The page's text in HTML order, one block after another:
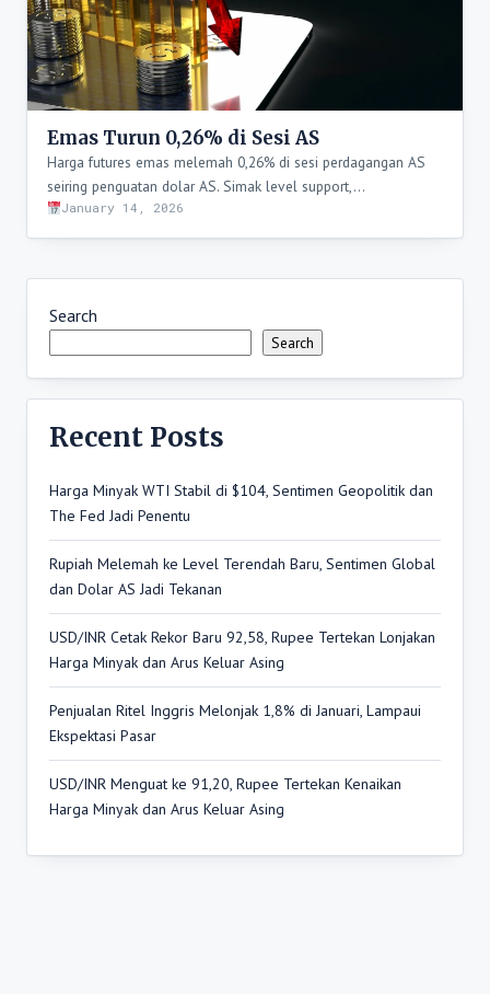
Emas Turun 0,26% di Sesi AS
Harga futures emas melemah 0,26% di sesi perdagangan AS
seiring penguatan dolar AS. Simak level support,…
January 14, 2026
Search
Search
Recent Posts
Harga Minyak WTI Stabil di $104, Sentimen Geopolitik dan
The Fed Jadi Penentu
Rupiah Melemah ke Level Terendah Baru, Sentimen Global
dan Dolar AS Jadi Tekanan
USD/INR Cetak Rekor Baru 92,58, Rupee Tertekan Lonjakan
Harga Minyak dan Arus Keluar Asing
Penjualan Ritel Inggris Melonjak 1,8% di Januari, Lampaui
Ekspektasi Pasar
USD/INR Menguat ke 91,20, Rupee Tertekan Kenaikan
Harga Minyak dan Arus Keluar Asing